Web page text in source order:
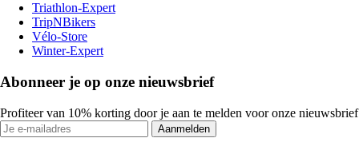
Triathlon-Expert
TripNBikers
Vélo-Store
Winter-Expert
Abonneer je op onze nieuwsbrief
Profiteer van 10% korting door je aan te melden voor onze nieuwsbrief
Aanmelden